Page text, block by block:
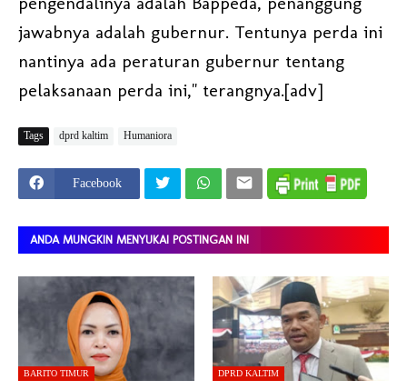
jawabnya adalah gubernur. Tentunya perda ini
nantinya ada peraturan gubernur tentang
pelaksanaan perda ini," terangnya.[adv]
Tags dprd kaltim Humaniora
Facebook
ANDA MUNGKIN MENYUKAI POSTINGAN INI
BARITO TIMUR DPRD KALTIM